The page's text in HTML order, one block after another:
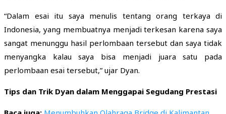
“Dalam esai itu saya menulis tentang orang terkaya di
Indonesia, yang membuatnya menjadi terkesan karena saya
sangat menunggu hasil perlombaan tersebut dan saya tidak
menyangka kalau saya bisa menjadi juara satu pada
perlombaan esai tersebut,” ujar Dyan.
Tips dan Trik Dyan dalam Menggapai Segudang Prestasi